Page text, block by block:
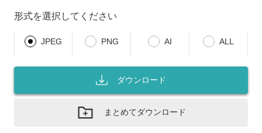
形式を選択してください
JPEG PNG AI ALL
ダウンロード
まとめてダウンロード